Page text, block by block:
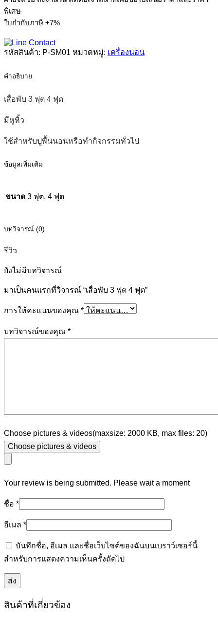
ฟุต
4
ชิ้น
พิเศษ
ใบกำกับภาษี +7%
รหัสสินค้า: P-SM01 หมวดหมู่: เครื่องนอน
คำอธิบาย
เสื่อพับ 3 ฟุต 4 ฟุต
มีหูหิ้ว
ใช้สำหรับปูพื้นนอนหรือทำกิจกรรมทั่วไป
ข้อมูลเพิ่มเติม
ขนาด 3 ฟุต, 4 ฟุต
บทวิจารณ์ (0)
รีวิว
ยังไม่มีบทวิจารณ์
มาเป็นคนแรกที่วิจารณ์ “เสื่อพับ 3 ฟุต 4 ฟุต”
การให้คะแนนของคุณ *
บทวิจารณ์ของคุณ *
Choose pictures & videos(maxsize: 2000 KB, max files: 20)
Choose pictures & videos
Your review is being submitted. Please wait a moment
ชื่อ *
อีเมล *
บันทึกชื่อ, อีเมล และชื่อเว็บไซต์ของฉันบนเบราว์เซอร์นี้
สำหรับการแสดงความเห็นครั้งถัดไป
สินค้าที่เกี่ยวข้อง